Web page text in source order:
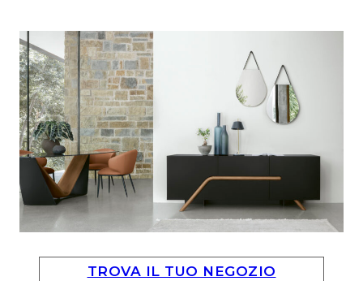
TROVA IL TUO NEGOZIO